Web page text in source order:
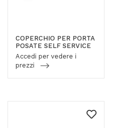
COPERCHIO PER PORTA
POSATE SELF SERVICE
Accedi per vedere i
prezzi